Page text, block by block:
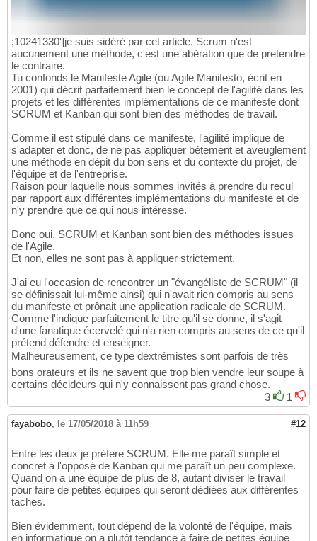
;10241330']je suis sidéré par cet article. Scrum n'est
aucunement une méthode, c'est une abération que de pretendre
le contraire.
Tu confonds le Manifeste Agile (ou Agile Manifesto, écrit en
2001) qui décrit parfaitement bien le concept de l'agilité dans les
projets et les différentes implémentations de ce manifeste dont
SCRUM et Kanban qui sont bien des méthodes de travail.
Comme il est stipulé dans ce manifeste, l'agilité implique de
s'adapter et donc, de ne pas appliquer bêtement et aveuglement
une méthode en dépit du bon sens et du contexte du projet, de
l'équipe et de l'entreprise.
Raison pour laquelle nous sommes invités à prendre du recul
par rapport aux différentes implémentations du manifeste et de
n'y prendre que ce qui nous intéresse.
Donc oui, SCRUM et Kanban sont bien des méthodes issues
de l'Agile.
Et non, elles ne sont pas à appliquer strictement.
J'ai eu l'occasion de rencontrer un "évangéliste de SCRUM" (il
se définissait lui-même ainsi) qui n'avait rien compris au sens
du manifeste et prônait une application radicale de SCRUM.
Comme l'indique parfaitement le titre qu'il se donne, il s'agit
d'une fanatique écervelé qui n'a rien compris au sens de ce qu'il
prétend défendre et enseigner.
Malheureusement, ce type dextrémistes sont parfois de très
bons orateurs et ils ne savent que trop bien vendre leur soupe à
certains décideurs qui n'y connaissent pas grand chose.
3
1
fayabobo, le 17/05/2018 à 11h59 #12
Entre les deux je préfere SCRUM. Elle me paraît simple et
concret à l'opposé de Kanban qui me paraît un peu complexe.
Quand on a une équipe de plus de 8, autant diviser le travail
pour faire de petites équipes qui seront dédiées aux différentes
taches.
Bien évidemment, tout dépend de la volonté de l'équipe, mais
en informatique on a plutôt tendance à faire de petites équipe